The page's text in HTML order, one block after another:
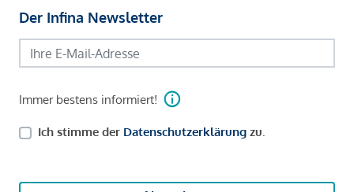
Der Infina Newsletter
Immer bestens informiert!
Ich stimme der Datenschutzerklärung zu.